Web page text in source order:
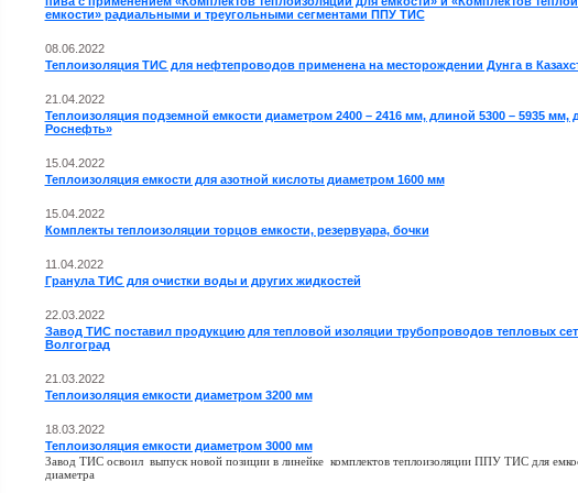
емкости» радиальными и треугольными сегментами ППУ ТИС
08.06.2022
Теплоизоляция ТИС для нефтепроводов применена на месторождении Дунга в
21.04.2022
Теплоизоляция подземной емкости диаметром 2400 – 2416 мм, длиной 5300 – 5935
Роснефть»
15.04.2022
Теплоизоляция емкости для азотной кислоты диаметром 1600 мм
15.04.2022
Комплекты теплоизоляции торцов емкости, резервуара, бочки
11.04.2022
Гранула ТИС для очистки воды и других жидкостей
22.03.2022
Завод ТИС поставил продукцию для тепловой изоляции трубопроводов тепловых
Волгоград
21.03.2022
Теплоизоляция емкости диаметром 3200 мм
18.03.2022
Теплоизоляция емкости диаметром 3000 мм
Завод ТИС освоил выпуск новой позиции в линейке комплектов теплоизоляции ППУ ТИС для
диаметра